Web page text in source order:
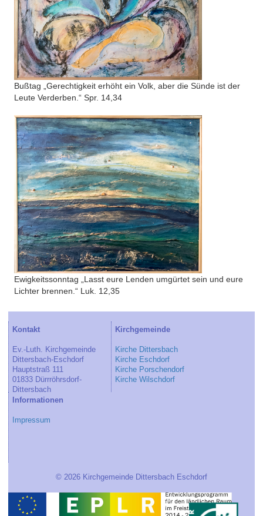
Bußtag „Gerechtigkeit erhöht ein Volk, aber die Sünde ist der
Leute Verderben.“ Spr. 14,34
Ewigkeitssonntag „Lasst eure Lenden umgürtet sein und eure
Lichter brennen.“ Luk. 12,35
Kontakt
Ev.-Luth. Kirchgemeinde
Dittersbach-Eschdorf
Hauptstraß 111
01833 Dürrröhrsdorf-
Dittersbach
Kirchgemeinde
Kirche Dittersbach
Kirche Eschdorf
Kirche Porschendorf
Kirche Wilschdorf
Informationen
Impressum
© 2026 Kirchgemeinde Dittersbach Eschdorf